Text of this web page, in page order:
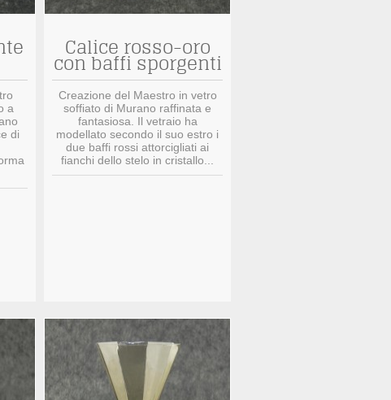
a
di
Calice rosso-oro
con baffi sporgenti
Creazione del Maestro in vetro
soffiato di Murano raffinata e
fantasiosa. Il vetraio ha
modellato secondo il suo estro i
due baffi rossi attorcigliati ai
fianchi dello stelo in cristallo...